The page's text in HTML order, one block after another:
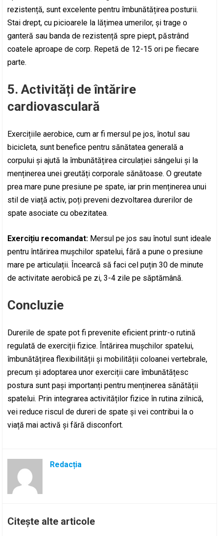
rezistență, sunt excelente pentru îmbunătățirea posturii.
Stai drept, cu picioarele la lățimea umerilor, și trage o
ganteră sau banda de rezistență spre piept, păstrând
coatele aproape de corp. Repetă de 12-15 ori pe fiecare
parte.
5.Activități de întărire
cardiovasculară
Exercițiile aerobice, cum ar fi mersul pe jos, înotul sau
bicicleta, sunt benefice pentru sănătatea generală a
corpului și ajută la îmbunătățirea circulației sângelui și la
menținerea unei greutăți corporale sănătoase. O greutate
prea mare pune presiune pe spate, iar prin menținerea unui
stil de viață activ, poți preveni dezvoltarea durerilor de
spate asociate cu obezitatea.
Exercițiu recomandat: Mersul pe jos sau înotul sunt ideale
pentru întărirea mușchilor spatelui, fără a pune o presiune
mare pe articulații. Încearcă să faci cel puțin 30 de minute
de activitate aerobică pe zi, 3-4 zile pe săptămână.
Concluzie
Durerile de spate pot fi prevenite eficient printr-o rutină
regulată de exerciții fizice. Întărirea mușchilor spatelui,
îmbunătățirea flexibilității și mobilității coloanei vertebrale,
precum și adoptarea unor exerciții care îmbunătățesc
postura sunt pași importanți pentru menținerea sănătății
spatelui. Prin integrarea activităților fizice în rutina zilnică,
vei reduce riscul de dureri de spate și vei contribui la o
viață mai activă și fără disconfort.
Redacția
Citește alte articole